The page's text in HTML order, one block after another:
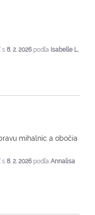
s 8. 2. 2026 podľa Isabelle L.
mihalníc a obočia
s 8. 2. 2026 podľa Annalisa